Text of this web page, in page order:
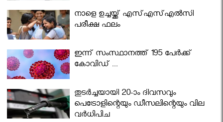
നാളെ ഉച്ചയ്ക്ക് എസ്എസ്എല്‍സി
പരീക്ഷ ഫലം
ഇന്ന് സംസ്ഥാനത്ത് 195 പേര്‍ക്ക്
കോവിഡ് ...
തുടർച്ചയായി 20-ാം ദിവസവും
പെട്രോളിന്റെയും ഡീസലിന്റെയും വില
വര്‍ധിപ്പിച്ചു